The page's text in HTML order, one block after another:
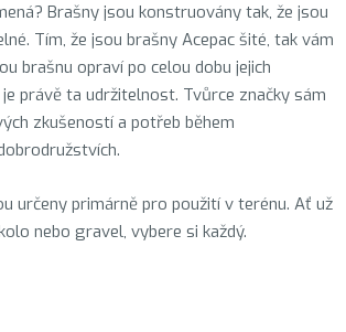
Brašny jsou konstruovány tak, že jsou
Tím, že jsou brašny Acepac šité, tak vám
brašnu opraví po celou dobu jejich
právě ta udržitelnost. Tvůrce značky sám
zkušeností a potřeb během
určeny primárně pro použití v terénu. Ať už
nebo gravel, vybere si každý.